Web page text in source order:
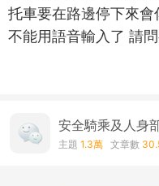
托車要在路邊停下來
不能用語音輸入了 請
安全騎乘及人身
主題 1.3萬 文章數